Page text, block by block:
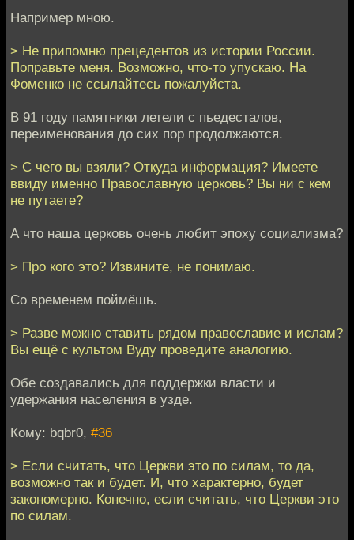
Например мною.
> Не припомню прецедентов из истории России.
Поправьте меня. Возможно, что-то упускаю. На
Фоменко не ссылайтесь пожалуйста.
В 91 году памятники летели с пьедесталов,
переименования до сих пор продолжаются.
> С чего вы взяли? Откуда информация? Имеете
ввиду именно Православную церковь? Вы ни с кем
не путаете?
А что наша церковь очень любит эпоху социализма?
> Про кого это? Извините, не понимаю.
Со временем поймёшь.
> Разве можно ставить рядом православие и ислам?
Вы ещё с культом Вуду проведите аналогию.
Обе создавались для поддержки власти и
удержания населения в узде.
Кому: bqbr0, #36
> Если считать, что Церкви это по силам, то да,
возможно так и будет. И, что характерно, будет
закономерно. Конечно, если считать, что Церкви это
по силам.